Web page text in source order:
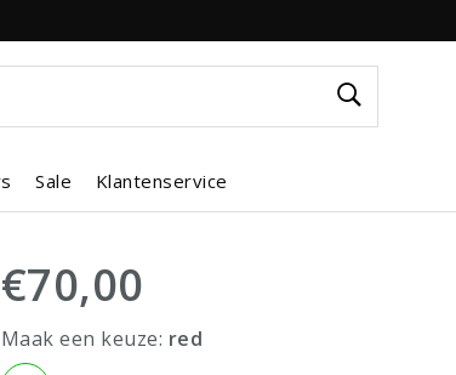
Sale Klantenservice
€70,00
Maak een keuze: red